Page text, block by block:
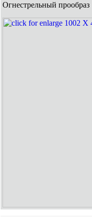
Огнестрельный прообраз